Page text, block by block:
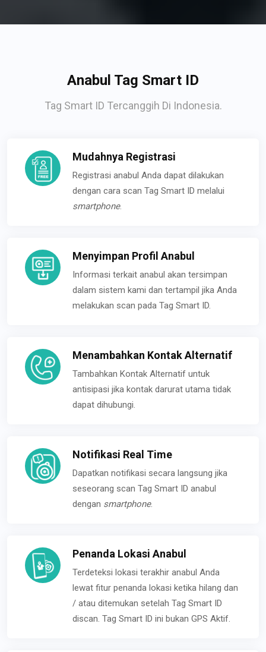
Anabul Tag Smart ID
Tag Smart ID Tercanggih Di Indonesia.
Mudahnya Registrasi
Registrasi anabul Anda dapat dilakukan
dengan cara scan Tag Smart ID melalui
smartphone.
Menyimpan Profil Anabul
Informasi terkait anabul akan tersimpan
dalam sistem kami dan tertampil jika Anda
melakukan scan pada Tag Smart ID.
Menambahkan Kontak Alternatif
Tambahkan Kontak Alternatif untuk
antisipasi jika kontak darurat utama tidak
dapat dihubungi.
Notifikasi Real Time
Dapatkan notifikasi secara langsung jika
seseorang scan Tag Smart ID anabul
dengan smartphone.
Penanda Lokasi Anabul
Terdeteksi lokasi terakhir anabul Anda
lewat fitur penanda lokasi ketika hilang dan
/ atau ditemukan setelah Tag Smart ID
discan. Tag Smart ID ini bukan GPS Aktif.